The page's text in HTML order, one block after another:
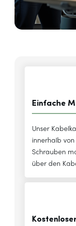
Einfache
Unser
innerhalb
Schrauben
über den